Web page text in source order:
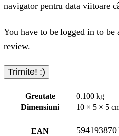
navigator pentru data viitoare
You have to be logged in to be
review.
Greutate
0.100 kg
Dimensiuni
10 × 5 × 5
EAN